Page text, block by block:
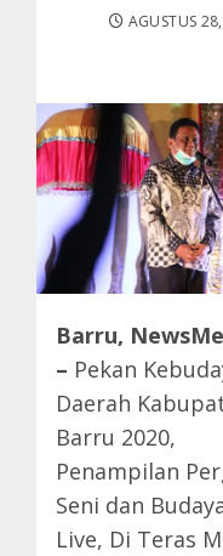
AGUSTUS
Barru,
– Pekan
Daerah
Barru 2020,
Penampilan
Seni dan
Live, Di Teras